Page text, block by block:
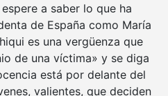
a saber lo que ha
de España como María
es una vergüenza que
de una víctima» y se diga
está por delante del
valientes, que deciden